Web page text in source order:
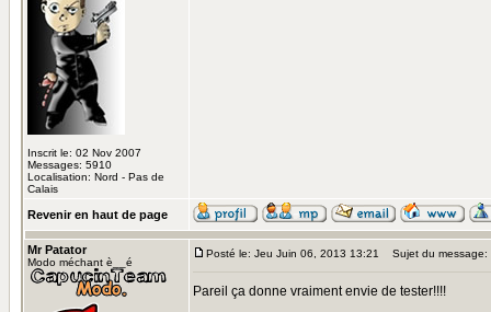
Inscrit le: 02 Nov 2007
Messages: 5910
Localisation: Nord - Pas de
Calais
Revenir en haut de page
Mr Patator
Modo méchant è__é
Posté le: Jeu Juin 06, 2013 13:21 Sujet du message:
Pareil ça donne vraiment envie de tester!!!!